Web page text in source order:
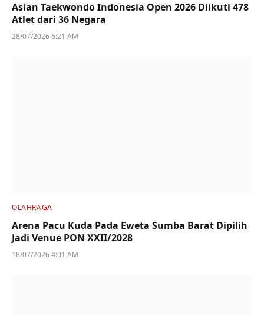
Asian Taekwondo Indonesia Open 2026 Diikuti 478
Atlet dari 36 Negara
28/07/2026 6:21 AM
OLAHRAGA
Arena Pacu Kuda Pada Eweta Sumba Barat Dipilih
Jadi Venue PON XXII/2028
18/07/2026 4:01 AM